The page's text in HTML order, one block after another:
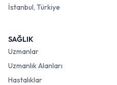
İstanbul, Türkiye
SAĞLIK
Uzmanlar
Uzmanlık Alanları
Hastalıklar